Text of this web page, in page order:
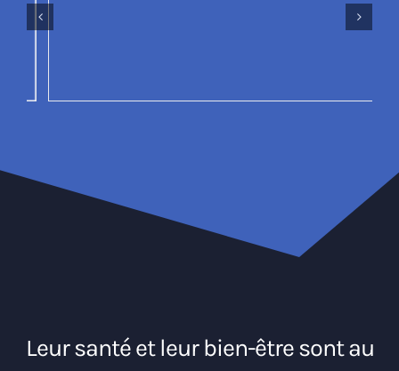
Leur santé et leur bien-être sont au